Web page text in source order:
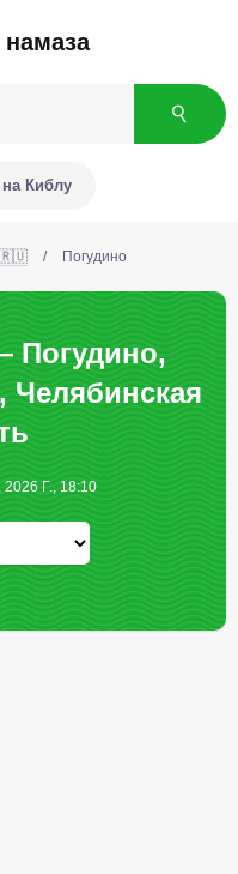
Киблу
🇷🇺 / Погудино
Погудино,
Челябинская
Г., 18:10